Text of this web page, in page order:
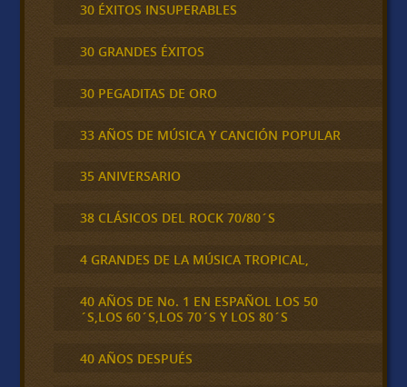
30 ÉXITOS INSUPERABLES
30 GRANDES ÉXITOS
30 PEGADITAS DE ORO
33 AÑOS DE MÚSICA Y CANCIÓN POPULAR
35 ANIVERSARIO
38 CLÁSICOS DEL ROCK 70/80´S
4 GRANDES DE LA MÚSICA TROPICAL,
40 AÑOS DE No. 1 EN ESPAÑOL LOS 50
´S,LOS 60´S,LOS 70´S Y LOS 80´S
40 AÑOS DESPUÉS